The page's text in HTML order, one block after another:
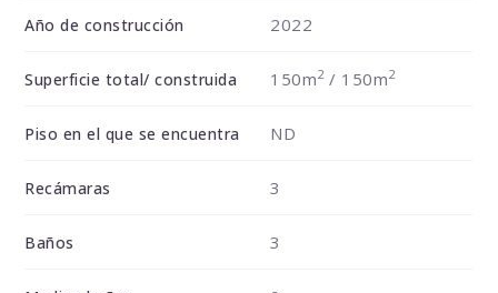
Año de construcción 2022
Superficie total/ construida 150m2/ 150m2
Piso en el que se encuentra ND
Recámaras 3
Baños 3